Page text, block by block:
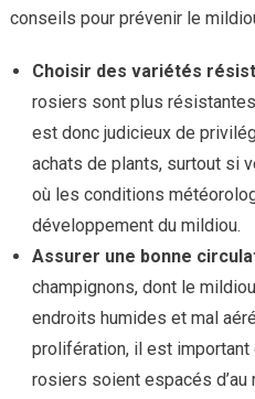
conseils pour prévenir le
Choisir des variétés
rosiers sont plus résistantes
est donc judicieux de
achats de plants, surtout si
où les conditions
développement du mildiou.
Assurer une bonne
champignons, dont le
endroits humides et mal
prolifération, il est
rosiers soient espacés